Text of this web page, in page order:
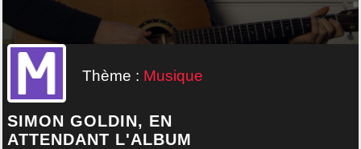
Thème : Musique
SIMON GOLDIN, EN
ATTENDANT L'ALBUM